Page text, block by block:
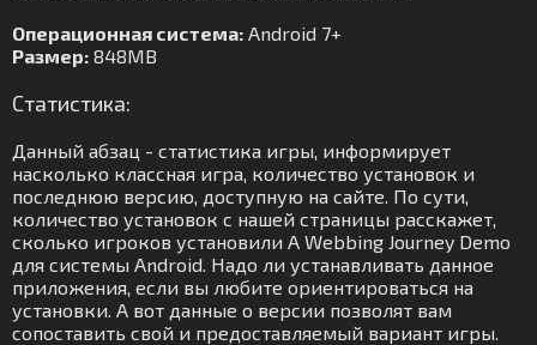
Операционная система: Android 7+
Размер: 848MB
Статистика:
Данный абзац - статистика игры, информирует
насколько классная игра, количество установок и
последнюю версию, доступную на сайте. По сути,
количество установок с нашей страницы расскажет,
сколько игроков установили A Webbing Journey Demo
для системы Android. Надо ли устанавливать данное
приложения, если вы любите ориентироваться на
установки. А вот данные о версии позволят вам
сопоставить свой и предоставляемый вариант игры.